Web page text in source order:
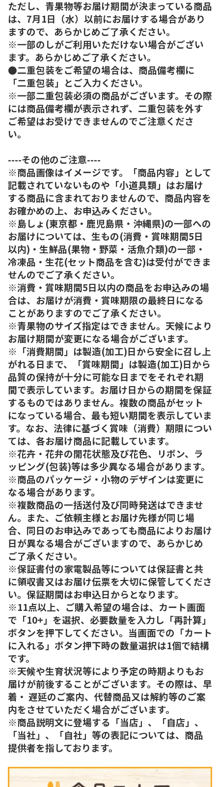
ただし、青果物等お届け期間が決まっている商品
は、7月1日（水）以前にお届けする場合があり
ますので、あらかじめご了承ください。
※一部のしがご利用いただけない場合がござい
ます。あらかじめご了承ください。
●二重包装をご希望の場合は、商品備考欄に
「二重包装」とご入力ください。
※一部二重包装必須の商品がございます。その際
には商品備考欄が表示されず、二重包装を外す
ご希望はお受けできませんのでご注意くださ
い。
----その他のご注意----
※商品画像はイメージです。「商品内容」として
記載されていないものや「小道具類」はお届け
する商品に含まれておりませんので、商品内容を
お確かめの上、お申込みください。
※島しょ(東京都・鹿児島県・沖縄県)の一部への
お届けについては、生もの(消費・賞味期間5日
以内)・生鮮品(果物・野菜・活魚介類)の一部・
冷凍品・生花(セット商品を含む)は受付ができま
せんのでご了承ください。
※消費・賞味期間5日以内の商品をお申込みの場
合は、お届けが消費・賞味期限の最終日になる
ことがありますのでご了承ください。
※青果物のサイズ指定はできません。天候により
お届け期間が変更になる場合がございます。
※「消費期間」は製造(加工)日から安全に召し上
がれる日まで、「賞味期間」は製造(加工)日から
品質の保持が十分に可能な日までをそれぞれ期
間で表示しています。お届け日からの期間を保証
するものではありません。複数の商品がセット
になっている場合、最も短い期間を表示していま
す。なお、法律に基づく賞味（消費）期限につい
ては、各お届け商品に記載しています。
※花卉・花弁の開花状態及び花色、リボン、ラ
ッピング(包装)等は多少異なる場合があります。
※商品のパッケージ・小物のデザインは変更に
なる場合があります。
※複数商品の一括送付及び同時発送はできませ
ん。また、ご依頼主様とお届け先様が同じ場
合、同日のお申込みであっても商品によりお届け
日が異なる場合がございますので、あらかじめ
ご了承ください。
※保証書付の家電製品等については保証書と共
に領収書又はお届け伝票を大切に保管してくださ
い。保証期間はお申込日からとなります。
※11点以上、ご購入希望の場合は、カート画面
で「10+」を選択、必要数量を入力し「再計算」
ボタンを押下してください。当画面での「カート
に入れる」ボタン押下時の数量選択は1個で結構
です。
※天候や生育状況等により予定の時期よりもお
届けが前後することがございます。その際は、早
着・ 遅延のご案内、代替商品又は解約等のご案
内をさせていただく場合がございます。
※商品説明文に登場する「当店」、「自店」、
「当社」、「自社」等の表記については、商品
提供者を指しております。